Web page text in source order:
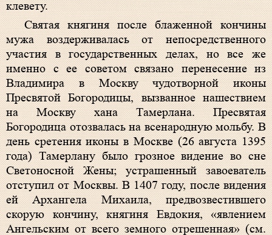
клевету.
Святая княгиня после блаженной кончины
мужа воздерживалась от непосредственного
участия в государственных делах, но все же
именно с ее советом связано перенесение из
Владимира в Москву чудотворной иконы
Пресвятой Богородицы, вызванное нашествием
на Москву хана Тамерлана. Пресвятая
Богородица отозвалась на всенародную мольбу. В
день сретения иконы в Москве (26 августа 1395
года) Тамерлану было грозное видение во сне
Светоносной Жены; устрашенный завоеватель
отступил от Москвы. В 1407 году, после видения
ей Архангела Михаила, предвозвестившего
скорую кончину, княгиня Евдокия, «явлением
Ангельским от всего земного отрешенная» (см.